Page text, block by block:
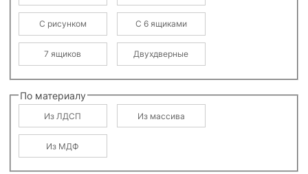
С рисунком С 6 ящиками
7 ящиков Двухдверные
По материалу
Из ЛДСП Из массива
Из МДФ